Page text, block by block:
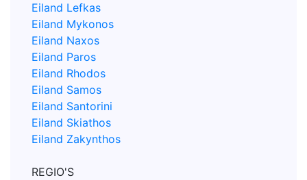
Eiland Lefkas
Eiland Mykonos
Eiland Naxos
Eiland Paros
Eiland Rhodos
Eiland Samos
Eiland Santorini
Eiland Skiathos
Eiland Zakynthos
REGIO'S